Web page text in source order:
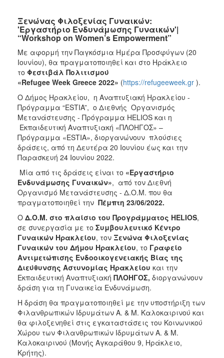
Ξενώνας Φιλοξενίας Γυναικών:
'Εργαστήριο Ενδυνάμωσης Γυναικών'|
“Workshop on Women’s Empowerment”
Με αφορμή την Παγκόσμια Ημέρα Προσφύγων (20
Ιουνίου), θα πραγματοποιηθεί και στο Ηράκλειο
το Φεστιβάλ Πολιτισμού
«Refugee Week Greece 2022» (https://refugeeweek.gr ).
Ο Δήμος Ηρακλείου, η Αναπτυξιακή Ηρακλείου -
Πρόγραμμα “ESTIA”, ο Διεθνής Οργανισμός
Μετανάστευσης - Πρόγραμμα HELIOS και η
Εκπαιδευτική Αναπτυξιακή «ΠΛΟΗΓΟΣ» –
Πρόγραμμα «ESTIA», διοργανώνουν πλούσιες
δράσεις, από τη Δευτέρα 20 Ιουνίου έως και την
Παρασκευή 24 Ιουνίου 2022.
Μία από τις δράσεις είναι το «Εργαστήριο
Ενδυνάμωσης Γυναικών», από τον Διεθνή
Οργανισμό Μετανάστευσης - Δ.Ο.Μ. που θα
πραγματοποιηθεί την Πέμπτη 23/06/2022.
Ο Δ.Ο.Μ. στο πλαίσιο του Προγράμματος HELIOS,
σε συνεργασία με το Συμβουλευτικό Κέντρο
Γυναικών Ηρακλείου, τον Ξενώνα Φιλοξενίας
Γυναικών του Δήμου Ηρακλείου, το Γραφείο
Αντιμετώπισης Ενδοοικογενειακής Βίας της
Διεύθυνσης Αστυνομίας Ηρακλείου και την
Εκπαιδευτική Αναπτυξιακή ΠΛΟΗΓΟΣ, διοργανώνουν
δράση για τη Γυναικεία Ενδυνάμωση.
Η δράση θα πραγματοποιηθεί με την υποστήριξη των
Φιλανθρωπικών Ιδρυμάτων Α. & Μ. Καλοκαιρινού και
θα φιλοξενηθεί στις εγκαταστάσεις του Κοινωνικού
Χώρου των Φιλανθρωπικών Ιδρυμάτων Α. & Μ.
Καλοκαιρινού (Μονής Αγκαράθου 9, Ηράκλειο,
Κρήτης).